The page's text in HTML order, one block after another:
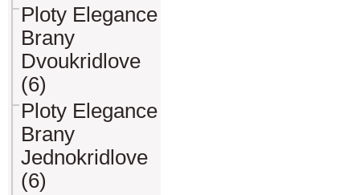
Ploty Elegance
Brany
Dvoukridlove
(6)
Ploty Elegance
Brany
Jednokridlove
(6)